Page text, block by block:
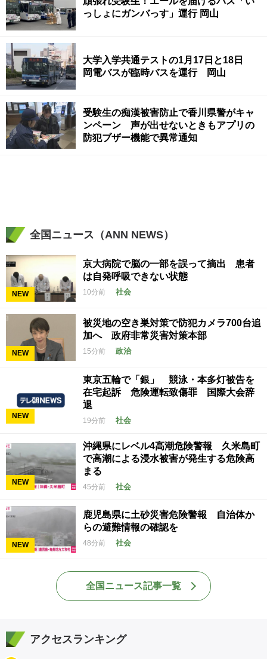
っしょにガンバっす」運行 岡山
大学入学共通テストの1月17日と18日
岡電バスが臨時バスを運行 岡山
受験生の痴漢被害防止で香川県警がキャ
ンペーン 声が出せないときもアプリの
防犯ブザー機能で異常通知
全国ニュース（ANN NEWS）
NEW
京大病院で脳の一部を誤って摘出 患者
は自発呼吸できない状態
10分前 社会
NEW
被災地の空き巣対策で防犯カメラ700台追
加へ 政府非常災害対策本部
15分前 政治
NEW
東京五輪で「銀」 競泳・本多灯被告を
在宅起訴 危険運転致傷罪 国際大会辞
退
19分前 社会
NEW
沖縄県にレベル4高潮危険警報 久米島町
で高潮による浸水被害が発生する危険高
まる
45分前 社会
NEW
鹿児島県に土砂災害危険警報 自治体か
らの避難情報の確認を
48分前 社会
全国ニュース記事一覧
アクセスランキング